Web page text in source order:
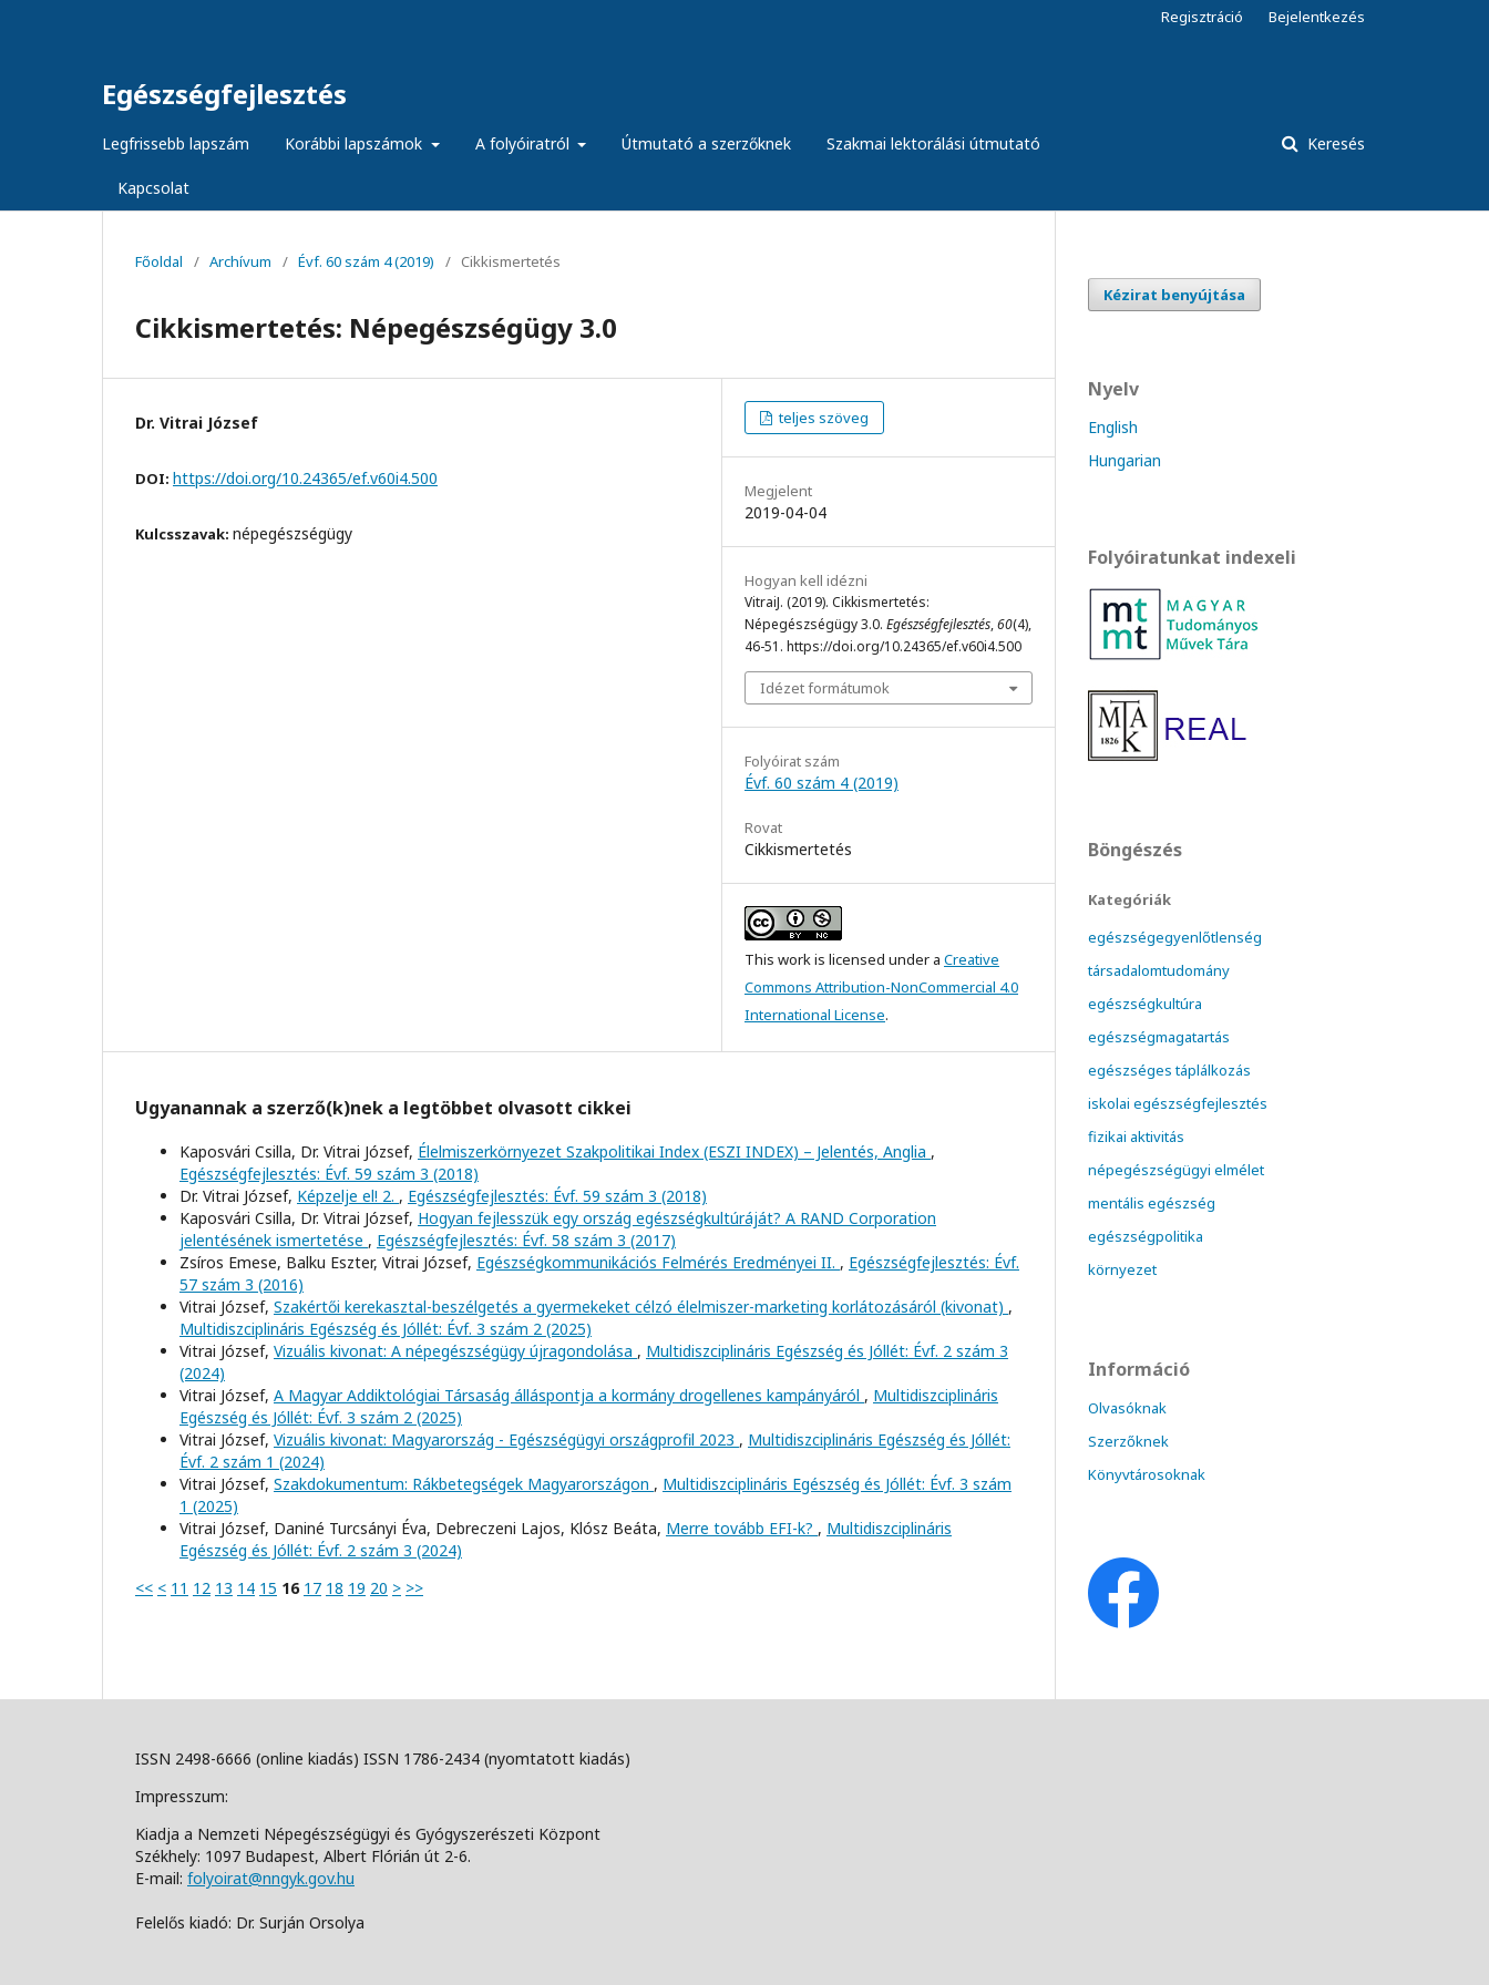
Egészségfejlesztés
Legfrissebb lapszám Korábbi lapszámok A folyóiratról Útmutató a szerzőknek Szakmai lektorálási útmutató
Kapcsolat
Keresés
Regisztráció Bejelentkezés
Főoldal / Archívum / Évf. 60 szám 4 (2019) / Cikkismertetés
Cikkismertetés: Népegészségügy 3.0
Dr. Vitrai József
DOI: https://doi.org/10.24365/ef.v60i4.500
Kulcsszavak: népegészségügy
teljes szöveg
Megjelent
2019-04-04
Hogyan kell idézni
VitraiJ. (2019). Cikkismertetés:
Népegészségügy 3.0. Egészségfejlesztés,60(4),
46-51. https://doi.org/10.24365/ef.v60i4.500
Idézet formátumok
Folyóirat szám
Évf. 60 szám 4 (2019)
Rovat
Cikkismertetés
This work is licensed under a Creative
Commons Attribution-NonCommercial 4.0
International License.
Ugyanannak a szerző(k)nek a legtöbbet olvasott cikkei
Kaposvári Csilla, Dr. Vitrai József, Élelmiszerkörnyezet Szakpolitikai Index (ESZI INDEX) – Jelentés, Anglia ,
Egészségfejlesztés: Évf. 59 szám 3 (2018)
Dr. Vitrai József, Képzelje el! 2. , Egészségfejlesztés: Évf. 59 szám 3 (2018)
Kaposvári Csilla, Dr. Vitrai József, Hogyan fejlesszük egy ország egészségkultúráját? A RAND Corporation
jelentésének ismertetése , Egészségfejlesztés: Évf. 58 szám 3 (2017)
Zsíros Emese, Balku Eszter, Vitrai József, Egészségkommunikációs Felmérés Eredményei II. , Egészségfejlesztés: Évf.
57 szám 3 (2016)
Vitrai József, Szakértői kerekasztal-beszélgetés a gyermekeket célzó élelmiszer-marketing korlátozásáról (kivonat) ,
Multidiszciplináris Egészség és Jóllét: Évf. 3 szám 2 (2025)
Vitrai József, Vizuális kivonat: A népegészségügy újragondolása , Multidiszciplináris Egészség és Jóllét: Évf. 2 szám 3
(2024)
Vitrai József, A Magyar Addiktológiai Társaság álláspontja a kormány drogellenes kampányáról , Multidiszciplináris
Egészség és Jóllét: Évf. 3 szám 2 (2025)
Vitrai József, Vizuális kivonat: Magyarország - Egészségügyi országprofil 2023 , Multidiszciplináris Egészség és Jóllét:
Évf. 2 szám 1 (2024)
Vitrai József, Szakdokumentum: Rákbetegségek Magyarországon , Multidiszciplináris Egészség és Jóllét: Évf. 3 szám
1 (2025)
Vitrai József, Daniné Turcsányi Éva, Debreczeni Lajos, Klósz Beáta, Merre tovább EFI-k? , Multidiszciplináris
Egészség és Jóllét: Évf. 2 szám 3 (2024)
<< < 11 12 13 14 15 16 17 18 19 20 > >>
Kézirat benyújtása
Nyelv
English
Hungarian
Folyóiratunkat indexeli
Böngészés
Kategóriák
egészségegyenlőtlenség
társadalomtudomány
egészségkultúra
egészségmagatartás
egészséges táplálkozás
iskolai egészségfejlesztés
fizikai aktivitás
népegészségügyi elmélet
mentális egészség
egészségpolitika
környezet
Információ
Olvasóknak
Szerzőknek
Könyvtárosoknak
ISSN 2498-6666 (online kiadás) ISSN 1786-2434 (nyomtatott kiadás)
Impresszum:
Kiadja a Nemzeti Népegészségügyi és Gyógyszerészeti Központ
Székhely: 1097 Budapest, Albert Flórián út 2-6.
E-mail: folyoirat@nngyk.gov.hu
Felelős kiadó: Dr. Surján Orsolya